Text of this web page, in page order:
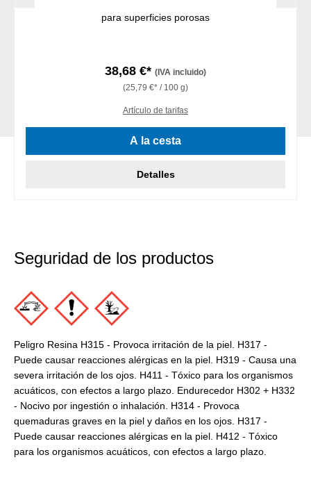
para superficies porosas
38,68 €* (IVA incluido)
(25,79 €* / 100 g)
Artículo de tarifas
A la cesta
Detalles
Seguridad de los productos
Peligro Resina H315 - Provoca irritación de la piel. H317 -
Puede causar reacciones alérgicas en la piel. H319 - Causa una
severa irritación de los ojos. H411 - Tóxico para los organismos
acuáticos, con efectos a largo plazo. Endurecedor H302 + H332
- Nocivo por ingestión o inhalación. H314 - Provoca
quemaduras graves en la piel y daños en los ojos. H317 -
Puede causar reacciones alérgicas en la piel. H412 - Tóxico
para los organismos acuáticos, con efectos a largo plazo.